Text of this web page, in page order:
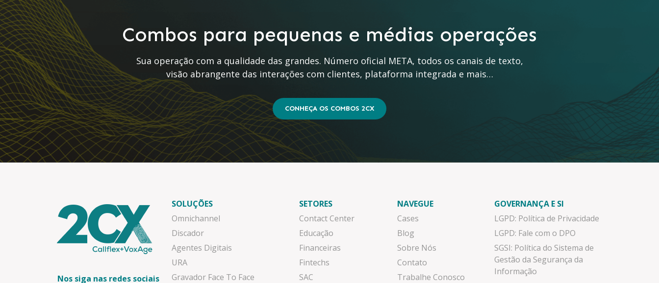
Combos para pequenas e médias operações
Sua operação com a qualidade das grandes. Número oficial META, todos os canais de texto,
visão abrangente das interações com clientes, plataforma integrada e mais…
CONHEÇA OS COMBOS 2CX
Nos siga nas redes sociais
SOLUÇÕES
Omnichannel
Discador
Agentes Digitais
URA
Gravador Face To Face
SETORES
Contact Center
Educação
Financeiras
Fintechs
SAC
NAVEGUE
Cases
Blog
Sobre Nós
Contato
Trabalhe Conosco
GOVERNANÇA E SI
LGPD: Política de Privacidade
LGPD: Fale com o DPO
SGSI: Política do Sistema de
Gestão da Segurança da
Informação